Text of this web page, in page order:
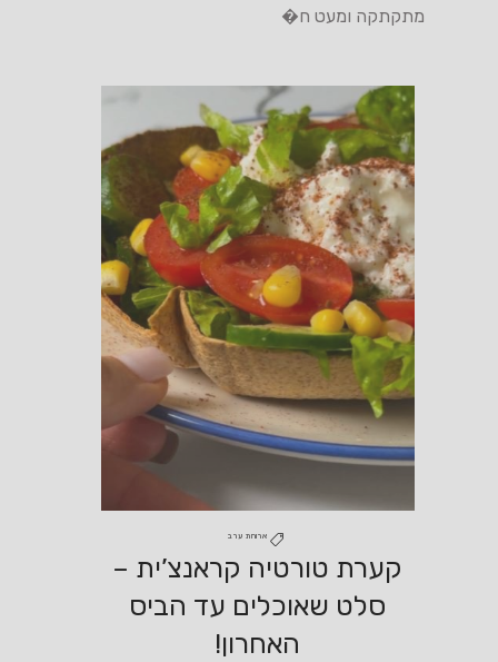
מתקתקה ומעט ח�
ארוחת ערב
קערת טורטיה קראנצ’ית –
סלט שאוכלים עד הביס
האחרון!